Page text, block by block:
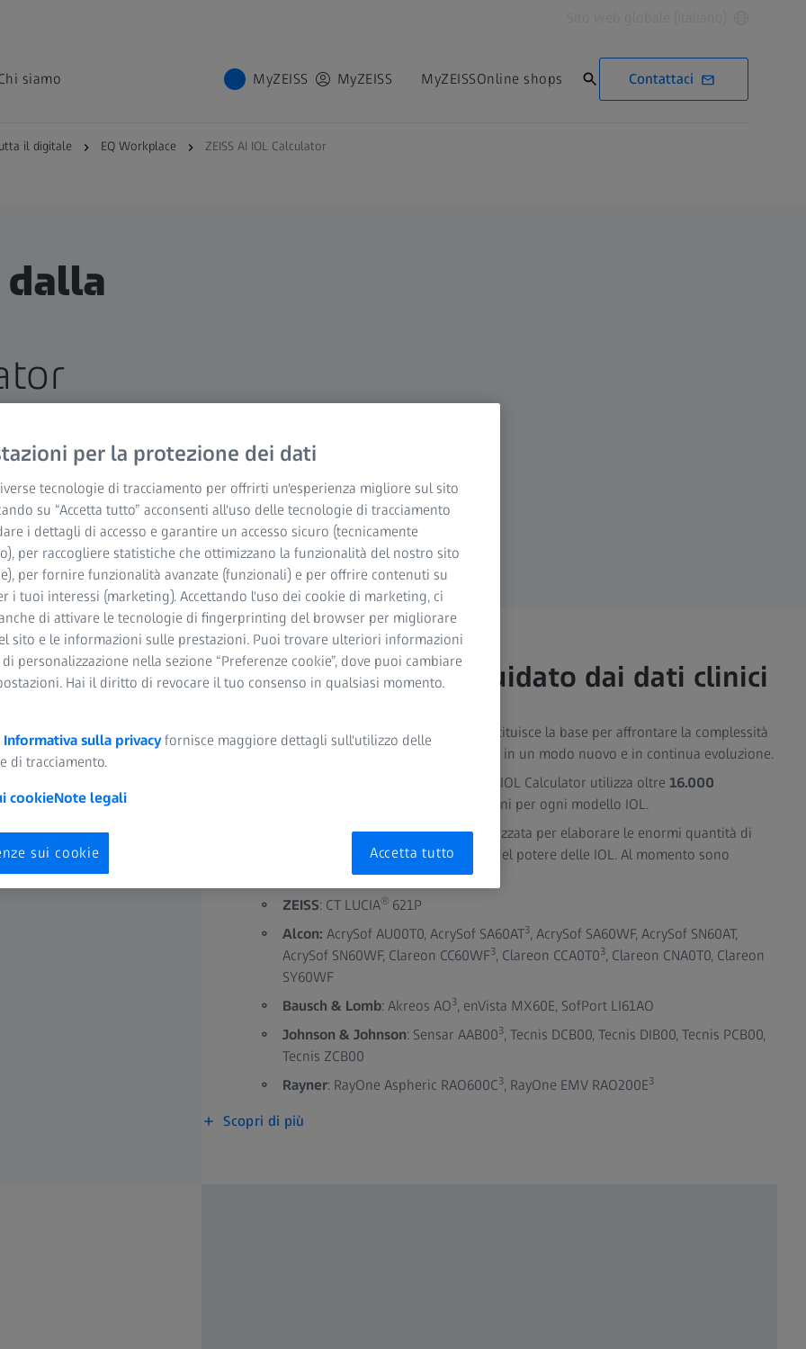
siamo MyZEISS MyZEISS MyZEISSOnline shops Contattaci
il digitale EQ Workplace ZEISS AI IOL Calculator
per il calcolo del
artificiale
calcoli eccellenti
opportunità per i
nel campo della
Un nuovo approccio guidato dai dati clinici
Una raccolta di dati unica e in crescita costituisce la base per affrontare la complessità
dell’interazione tra l’occhio umano e la IOL in un modo nuovo e in continua evoluzione.
Le costanti A diventano obsolete: ZEISS AI IOL Calculator utilizza oltre 16.000
parametri per perfezionare le sue previsioni per ogni modello IOL.
L’intelligenza artificiale avanzata viene utilizzata per elaborare le enormi quantità di
dati clinici del mondo reale per il calcolo del potere delle IOL. Al momento sono
supportate le seguenti IOL:
ZEISS: CT LUCIA® 621P
Alcon: AcrySof AU00T0, AcrySof SA60AT3, AcrySof SA60WF, AcrySof SN60AT,
AcrySof SN60WF, Clareon CC60WF3, Clareon CCA0T03, Clareon CNA0T0, Clareon
SY60WF
Bausch & Lomb: Akreos AO3, enVista MX60E, SofPort LI61AO
Johnson & Johnson: Sensar AAB003, Tecnis DCB00, Tecnis DIB00, Tecnis PCB00,
Tecnis ZCB00
Rayner: RayOne Aspheric RAO600C3, RayOne EMV RAO200E3
Scopri di più
per la protezione dei dati
tecnologie di tracciamento per offrirti un'esperienza migliore sul sito
su “Accetta tutto” acconsenti all'uso delle tecnologie di tracciamento
i dettagli di accesso e garantire un accesso sicuro (tecnicamente
per raccogliere statistiche che ottimizzano la funzionalità del nostro sito
per fornire funzionalità avanzate (funzionali) e per offrire contenuti su
i tuoi interessi (marketing). Accettando l'uso dei cookie di marketing, ci
di attivare le tecnologie di fingerprinting del browser per migliorare
sito e le informazioni sulle prestazioni. Puoi trovare ulteriori informazioni
personalizzazione nella sezione “Preferenze cookie”, dove puoi cambiare
Hai il diritto di revocare il tuo consenso in qualsiasi momento.
Informativa sulla privacyfornisce maggiore dettagli sull'utilizzo delle
di tracciamento.
cookieNote legali
sui cookie Accetta tutto